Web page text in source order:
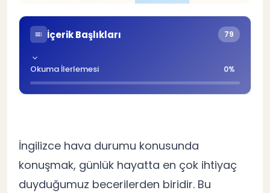
İçerik Başlıkları 79
Okuma İlerlemesi 0%
2 Güneşli Hava İngilizce İfadeleri
Yağmurlu Hava İngilizce Kelimeleri
İngilizce hava durumu konusunda
konuşmak, günlük hayatta en çok ihtiyaç
duyduğumuz becerilerden biridir. Bu